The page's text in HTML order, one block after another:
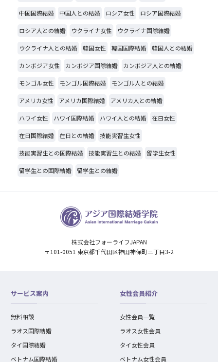
中国国際結婚 中国人との結婚 ロシア女性 ロシア国際結婚
ロシア人との結婚 ウクライナ女性 ウクライナ国際結婚
ウクライナ人との結婚 韓国女性 韓国国際結婚 韓国人との結婚
カンボジア女性 カンボジア国際結婚 カンボジア人との結婚
モンゴル女性 モンゴル国際結婚 モンゴル人との結婚
アメリカ女性 アメリカ国際結婚 アメリカ人との結婚
ハワイ女性 ハワイ国際結婚 ハワイ人との結婚 在日女性
在日国際結婚 在日との結婚 技能実習生女性
技能実習生との国際結婚 技能実習生との結婚 留学生女性
留学生との国際結婚 留学生との結婚
株式会社フォーライフJAPAN
〒101-0051 東京都千代田区神田神保町三丁目3-2
サービス案内
無料相談
ラオス国際結婚
タイ国際結婚
ベトナム国際結婚
女性会員紹介
女性会員一覧
ラオス女性会員
タイ女性会員
ベトナム女性会員